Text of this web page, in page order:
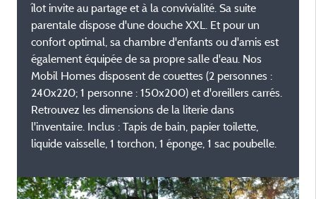
îlot invite au partage et à la convivialité. Sa suite
parentale dispose d'une douche XXL. Et pour un
confort optimal, sa chambre d'enfants ou d'amis est
également équipée de sa propre salle d'eau. Nos
Mobil Homes disposent de couettes (2 personnes :
240x220; 1 personne : 150x200) et d'oreillers carrés.
Retrouvez les dimensions de la literie dans
l'inventaire. Inclus : Tapis de bain, papier toilette,
liquide vaisselle, 1 torchon, 1 éponge, 1 sac poubelle.